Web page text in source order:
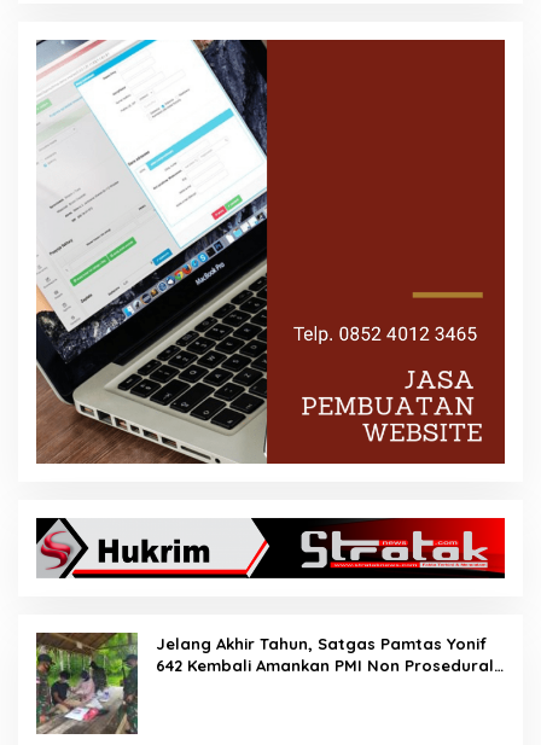
Jelang Akhir Tahun, Satgas Pamtas Yonif
642 Kembali Amankan PMI Non Prosedural